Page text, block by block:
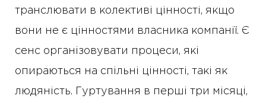
транслювати в колективі цінності, якщо
вони не є цінностями власника компанії. Є
сенс організовувати процеси, які
опираються на спільні цінності, такі як
людяність. Гуртування в перші три місяці,